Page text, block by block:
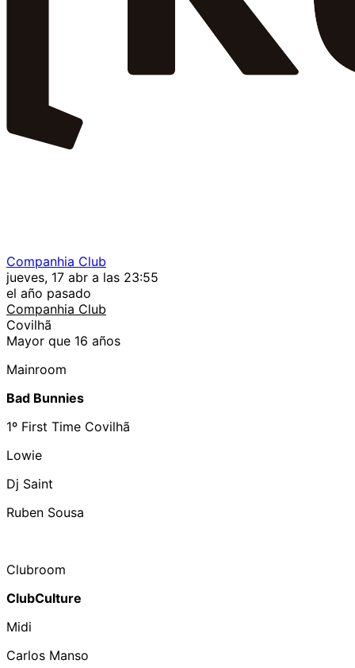
Companhia Club
jueves, 17 abr a las 23:55
el año pasado
Companhia Club
Covilhã
Mayor que 16 años
Mainroom
Bad Bunnies
1º First Time Covilhã
Lowie
Dj Saint
Ruben Sousa
Clubroom
ClubCulture
Midi
Carlos Manso